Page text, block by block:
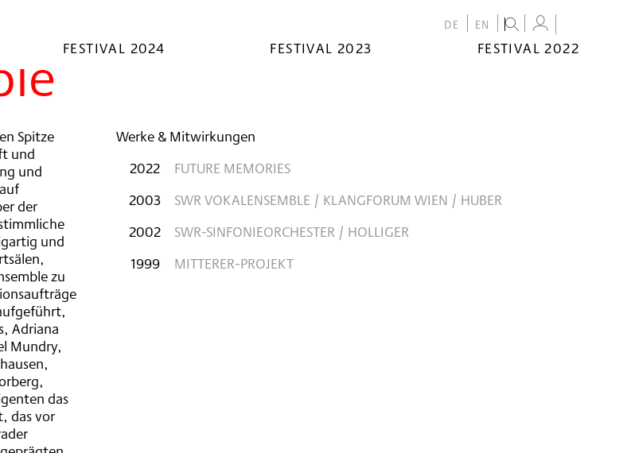
DE EN
FESTIVAL 2024 FESTIVAL 2023 FESTIVAL 2022
Spitze
und
und
der
und
zu
Adriana
Mundry,
das
das vor
Werke & Mitwirkungen
2022
FUTURE MEMORIES
2003
SWR VOKALENSEMBLE / KLANGFORUM WIEN / HUBER
2002
SWR-SINFONIEORCHESTER / HOLLIGER
1999
MITTERER-PROJEKT